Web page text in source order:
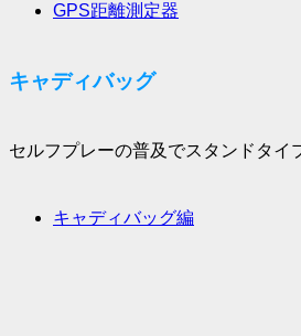
GPS距離測定器
キャディバッグ
セルフプレーの普及でスタンドタイ
キャディバッグ編